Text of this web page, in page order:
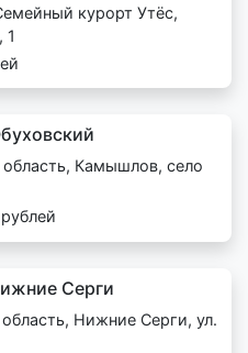
курорт Утёс,
1
Камышлов, село
Серги
Нижние Серги, ул.